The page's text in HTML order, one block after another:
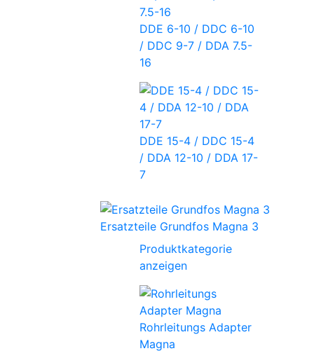
DDE 6-10 / DDC 6-10
/ DDC 9-7 / DDA 7.5-
16
DDE 15-4 / DDC 15-4
/ DDA 12-10 / DDA 17-
7
Ersatzteile Grundfos Magna 3
Produktkategorie
anzeigen
Rohrleitungs Adapter
Magna